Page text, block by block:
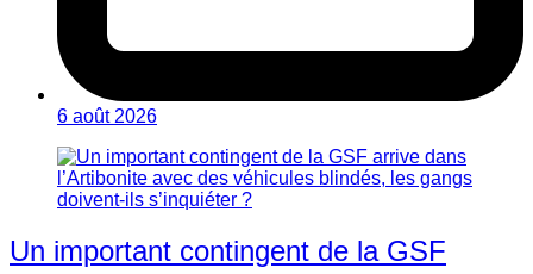
6 août 2026
Un important contingent de la GSF